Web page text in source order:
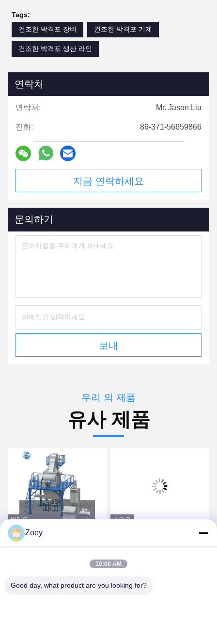
Tags:
건조한 박격포 장비
건조한 박격포 기계
건조한 박격포 생산 라인
연락처
연락처: Mr. Jason Liu
전화: 86-371-56659866
지금 연락하세요
문의하기
보내
우리 의 제품
유사 제품
비디오
CE 전압 맞춤형 드라이 믹
스 파우더 몰타르 혼합 기
믹서 세라믹 타일 접착제
가장 좋은 가격 을 구하라
비디오
도와 접착제와 도와 그라우
트 만들기를 위한 가득 차
포 식물
가장 좋은 가격 을 구하라
Zoey
10:00 AM
Good day, what product are you looking for?